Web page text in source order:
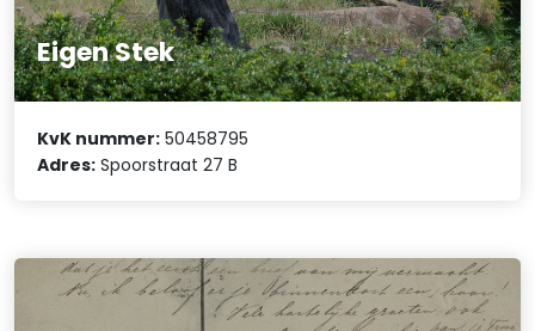
Eigen Stek
KvK nummer: 50458795
Adres: Spoorstraat 27 B